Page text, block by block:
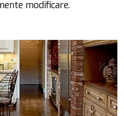
modificare.